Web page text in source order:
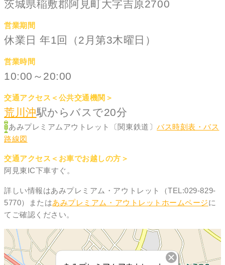
茨城県稲敷郡阿見町大字吉原2700
営業期間
休業日 年1回（2月第3木曜日）
営業時間
10:00～20:00
交通アクセス＜公共交通機関＞
荒川沖駅からバスで20分
あみプレミアムアウトレット〔関東鉄道〕バス時刻表・バス
路線図
交通アクセス＜お車でお越しの方＞
阿見東IC下車すぐ。
詳しい情報はあみプレミアム・アウトレット（TEL:029-829-
5770）またはあみプレミアム・アウトレットホームページに
てご確認ください。